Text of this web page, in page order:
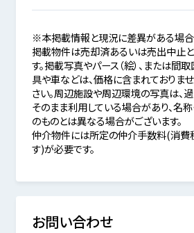
※本掲載情報と現況に差異がある場合
掲載物件は売却済あるいは売出中止
す。掲載写真やパース（絵）、または間
具や車などは、価格に含まれておりま
さい。周辺施設や周辺環境の写真は、
そのまま利用している場合があり、名称
のものとは異なる場合がございます。
仲介物件には所定の仲介手数料(消費
す)が必要です。
お問い合わせ